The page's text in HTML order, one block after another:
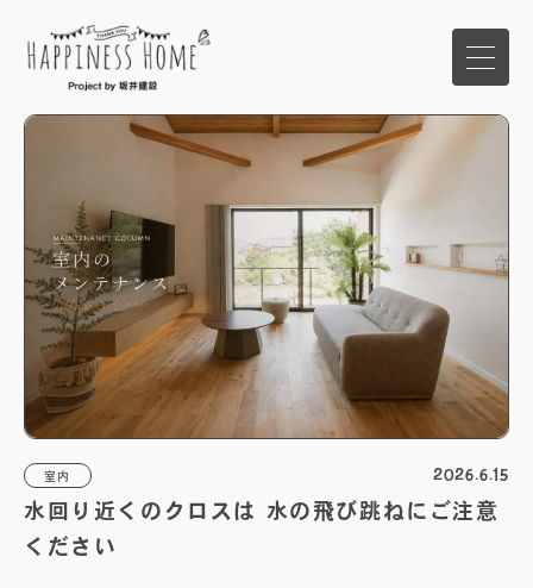
イベント
家づくりの想い
ハピネスホームの強み
施工事例
室内 2026.6.15
水回り近くのクロスは 水の飛び跳ねにご注意
ください